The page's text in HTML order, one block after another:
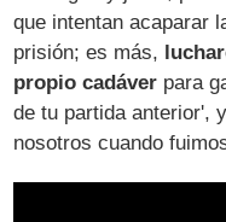
que intentan acaparar
prisión; es más,
propio cadáver para
de tu partida anterior',
nosotros cuando